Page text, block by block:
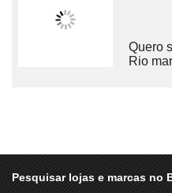
CÃO Q RI
CARMEN STEFFENS MAISON
CHILLI BEANS
CHLOROPHYLLA
Quero
Rio
Pesquisar lojas e marcas no